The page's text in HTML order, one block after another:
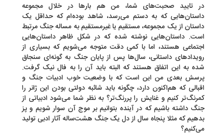
تایید صحبت‌های شما، من هم بارها در خلال مجموعه
که به دستم می‌رسد، شاهد بوده‌ام که حداقل یک
از یک مجموعه، مستقیم یا غیرمستقیم به مساله جنگ مرتبط‌
داستان‌هایی نوشته‌ شده که در شکل ظاهر داستان‌هایی
هستند، اما با کمی دقت متوجه می‌شویم که بسیاری از
داستانی، سال‌ها پس ‌از پایان جنگ به گونه‌ای سنجاق
به این اتفاق هستند که البته باید آن را به فال نیک گرفت.
بعدی من این است که با وضعیت خوب ادبیات جنگ و
که هم‌اکنون دارد، چگونه باید شائبه دولتی بودن این ژانر را
کنیم و غنایش را پررنگ‌تر؟ به نظر شما می‌شود ادبیاتی از
داشته باشیم که در آینده بتوانیم بر موج آن سوار شویم و پز
که مثلا پنجاه ‌سال از دل یک جنگ هشت‌ساله آثار ادبی تولید